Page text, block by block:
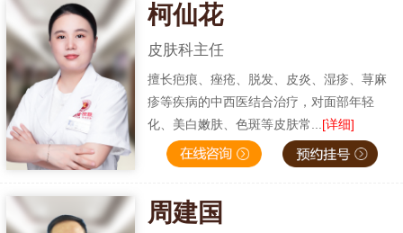
柯仙花
皮肤科主任
擅长疤痕、痤疮、脱发、皮炎、湿疹、荨麻
疹等疾病的中西医结合治疗，对面部年轻
化、美白嫩肤、色斑等皮肤常... [详细]
周建国